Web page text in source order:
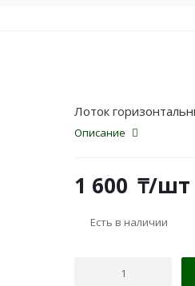
Лоток
Описание
1 600 ₸/шт
Есть в наличии